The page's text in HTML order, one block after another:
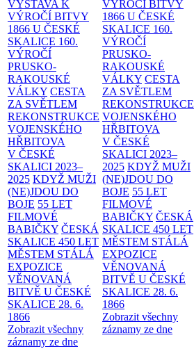
VÝSTAVA K
VÝROČÍ BITVY
1866 U ČESKÉ
SKALICE 160.
VÝROČÍ
PRUSKO-
RAKOUSKÉ
VÁLKY CESTA
ZA SVĚTLEM
REKONSTRUKCE
VOJENSKÉHO
HŘBITOVA
V ČESKÉ
SKALICI 2023–
2025 KDYŽ MUŽI
(NE)JDOU DO
BOJE 55 LET
FILMOVÉ
BABIČKY ČESKÁ
SKALICE 450 LET
MĚSTEM STÁLÁ
EXPOZICE
VĚNOVANÁ
BITVĚ U ČESKÉ
SKALICE 28. 6.
1866
Zobrazit všechny
záznamy ze dne
VÝROČÍ BITVY
1866 U ČESKÉ
SKALICE 160.
VÝROČÍ
PRUSKO-
RAKOUSKÉ
VÁLKY CESTA
ZA SVĚTLEM
REKONSTRUKCE
VOJENSKÉHO
HŘBITOVA
V ČESKÉ
SKALICI 2023–
2025 KDYŽ MUŽI
(NE)JDOU DO
BOJE 55 LET
FILMOVÉ
BABIČKY ČESKÁ
SKALICE 450 LET
MĚSTEM STÁLÁ
EXPOZICE
VĚNOVANÁ
BITVĚ U ČESKÉ
SKALICE 28. 6.
1866
Zobrazit všechny
záznamy ze dne